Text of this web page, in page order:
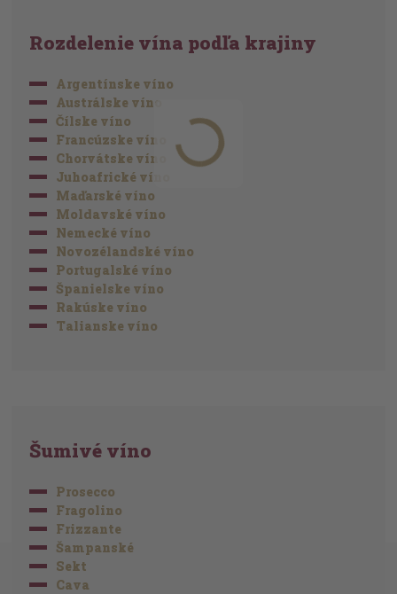
Rozdelenie vína podľa krajiny
Argentínske víno
Austrálske víno
Čílske víno
Francúzske víno
Chorvátske víno
Juhoafrické víno
Maďarské víno
Moldavské víno
Nemecké víno
Novozélandské víno
Portugalské víno
Španielske víno
Rakúske víno
Talianske víno
Šumivé víno
Prosecco
Fragolino
Frizzante
Šampanské
Sekt
Cava